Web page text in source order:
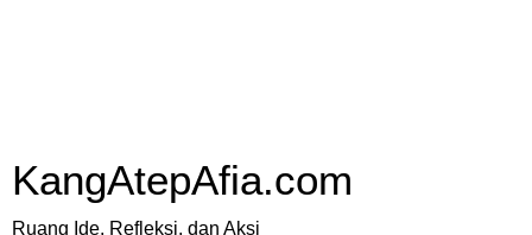
KangAtepAfia.com
Ruang Ide, Refleksi, dan Aksi